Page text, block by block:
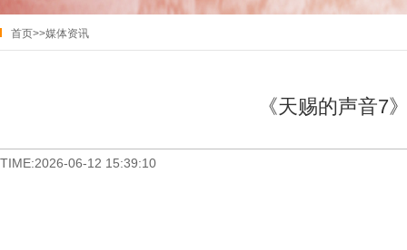
首页>>媒体资讯
《天赐的声音7
TIME:2026-06-12 15:39:10